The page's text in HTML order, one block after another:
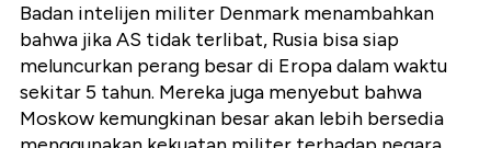
Badan intelijen militer Denmark menambahkan
bahwa jika AS tidak terlibat, Rusia bisa siap
meluncurkan perang besar di Eropa dalam waktu
sekitar 5 tahun. Mereka juga menyebut bahwa
Moskow kemungkinan besar akan lebih bersedia